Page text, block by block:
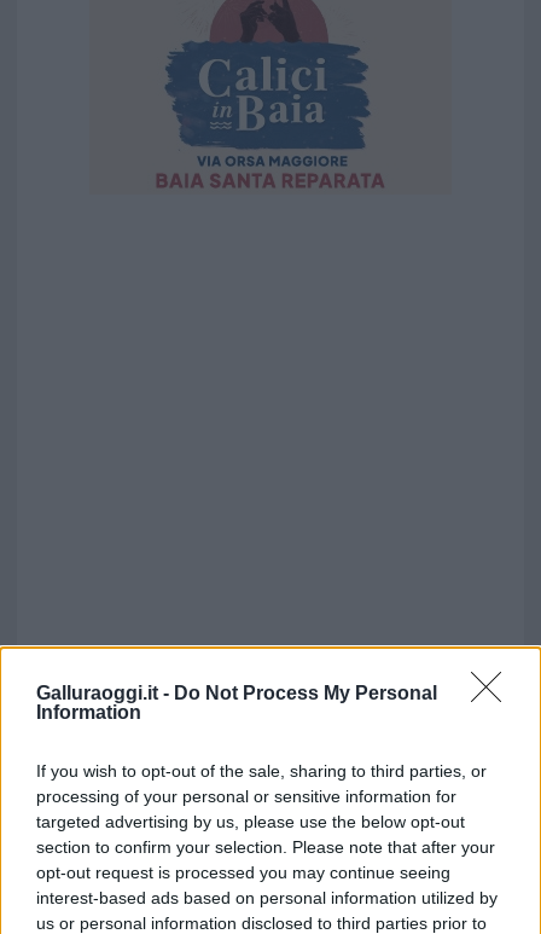
Galluraoggi.it - Do Not Process My Personal
Information
If you wish to opt-out of the sale, sharing to third parties, or
processing of your personal or sensitive information for
targeted advertising by us, please use the below opt-out
section to confirm your selection. Please note that after your
opt-out request is processed you may continue seeing
interest-based ads based on personal information utilized by
us or personal information disclosed to third parties prior to